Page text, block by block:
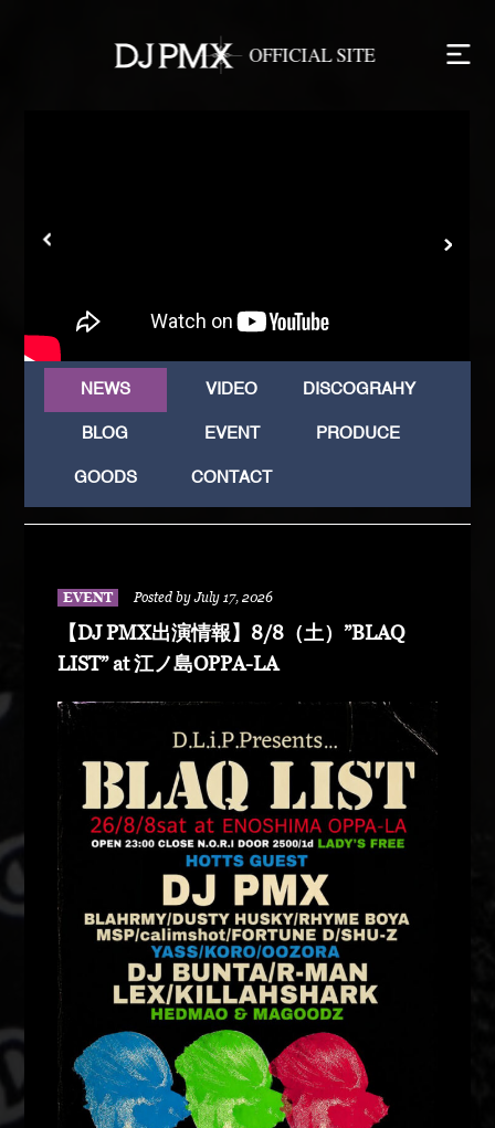
NEWS VIDEO DISCOGRAHY
BLOG EVENT PRODUCE
GOODS CONTACT
EVENT Posted by July 17, 2026
【DJ PMX出演情報】8/8（土）”BLAQ
LIST” at 江ノ島OPPA-LA